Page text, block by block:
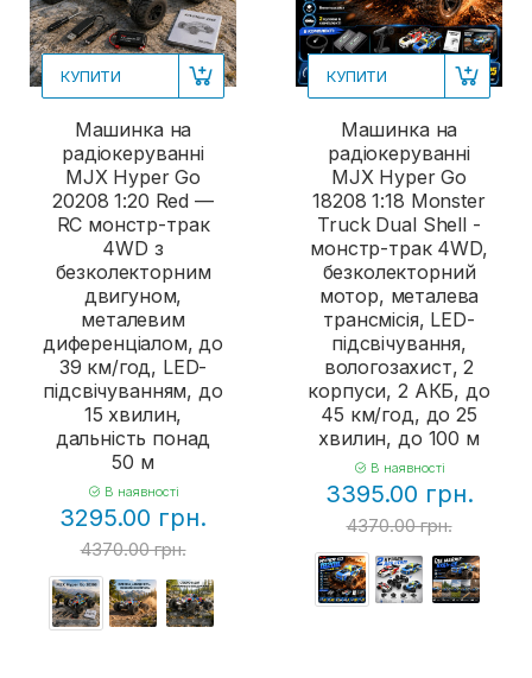
КУПИТИ
Машинка на
радіокеруванні
MJX Hyper Go
20208 1:20 Red —
RC монстр-трак
4WD з
безколекторним
двигуном,
металевим
диференціалом, до
39 км/год, LED-
підсвічуванням, до
15 хвилин,
дальність понад
50 м
В наявності
3295.00 грн.
4370.00 грн.
КУПИТИ
Машинка на
радіокеруванні
MJX Hyper Go
18208 1:18 Monster
Truck Dual Shell -
монстр-трак 4WD,
безколекторний
мотор, металева
трансмісія, LED-
підсвічування,
вологозахист, 2
корпуси, 2 АКБ, до
45 км/год, до 25
хвилин, до 100 м
В наявності
3395.00 грн.
4370.00 грн.